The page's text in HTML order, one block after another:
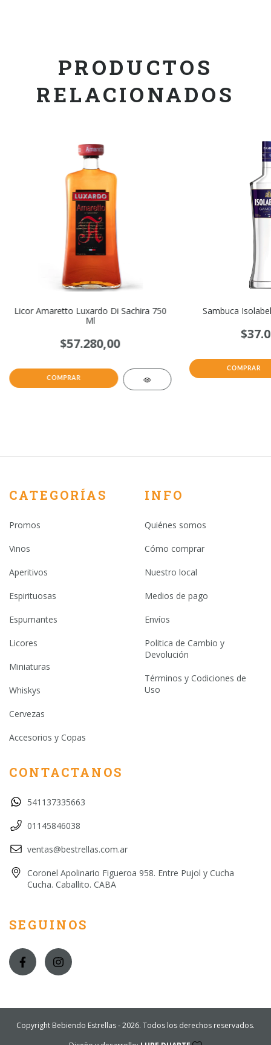
PRODUCTOS
RELACIONADOS
Licor Amaretto Luxardo Di Sachira 750
Ml
$57.280,00
Sambuca
CATEGORÍAS
Promos
Vinos
Aperitivos
Espirituosas
Espumantes
Licores
Miniaturas
Whiskys
Cervezas
Accesorios y Copas
INFO
Quiénes somos
Cómo comprar
Nuestro local
Medios de pago
Envíos
Politica de Cambio y
Devolución
Términos y Codiciones de
Uso
CONTACTANOS
541137335663
01145846038
ventas@bestrellas.com.ar
Coronel Apolinario Figueroa 958. Entre Pujol y Cucha
Cucha. Caballito. CABA
SEGUINOS
Copyright Bebiendo Estrellas - 2026. Todos los derechos reservados.